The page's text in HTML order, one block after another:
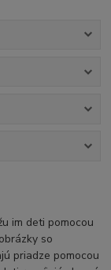
im deti pomocou
so
priadze pomocou